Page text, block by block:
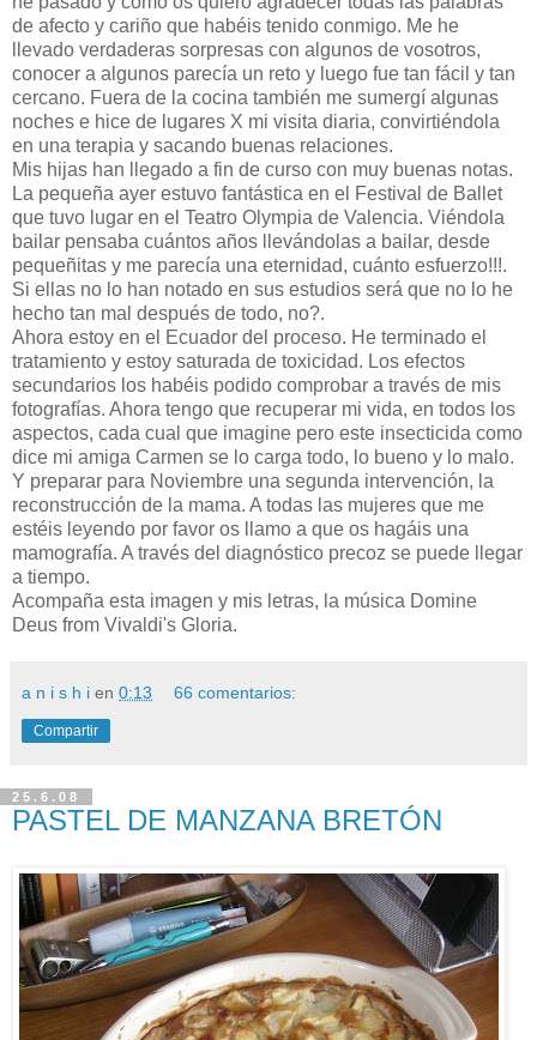
de afecto y cariño que habéis tenido conmigo. Me he
llevado verdaderas sorpresas con algunos de vosotros,
conocer a algunos parecía un reto y luego fue tan fácil y tan
cercano. Fuera de la cocina también me sumergí algunas
noches e hice de lugares X mi visita diaria, convirtiéndola
en una terapia y sacando buenas relaciones.
Mis hijas han llegado a fin de curso con muy buenas notas.
La pequeña ayer estuvo fantástica en el Festival de Ballet
que tuvo lugar en el Teatro Olympia de Valencia. Viéndola
bailar pensaba cuántos años llevándolas a bailar, desde
pequeñitas y me parecía una eternidad, cuánto esfuerzo!!!.
Si ellas no lo han notado en sus estudios será que no lo he
hecho tan mal después de todo, no?.
Ahora estoy en el Ecuador del proceso. He terminado el
tratamiento y estoy saturada de toxicidad. Los efectos
secundarios los habéis podido comprobar a través de mis
fotografías. Ahora tengo que recuperar mi vida, en todos los
aspectos, cada cual que imagine pero este insecticida como
dice mi amiga Carmen se lo carga todo, lo bueno y lo malo.
Y preparar para Noviembre una segunda intervención, la
reconstrucción de la mama. A todas las mujeres que me
estéis leyendo por favor os llamo a que os hagáis una
mamografía. A través del diagnóstico precoz se puede llegar
a tiempo.
Acompaña esta imagen y mis letras, la música Domine
Deus from Vivaldi's Gloria.
a n i s h i en 0:13 66 comentarios:
Compartir
25.6.08
PASTEL DE MANZANA BRETÓN